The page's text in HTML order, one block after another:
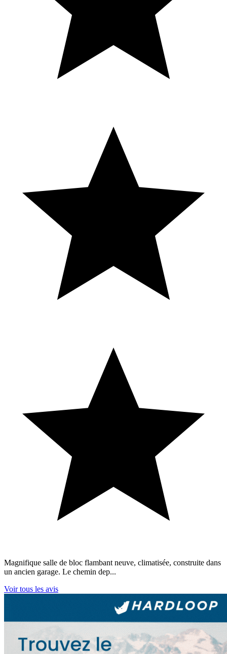
Magnifique salle de bloc flambant neuve, climatisée, construite dans
un ancien garage. Le chemin dep...
Voir tous les avis